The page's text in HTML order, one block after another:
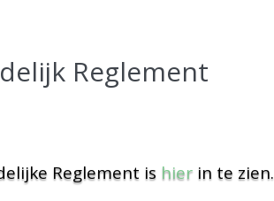
Reglement
Reglement is hier in te zien.